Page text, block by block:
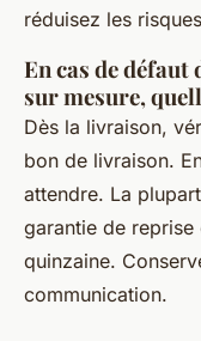
réduisez les
En cas de
sur mesure,
Dès la livraison,
bon de livraison.
attendre. La
garantie de
quinzaine.
communication.